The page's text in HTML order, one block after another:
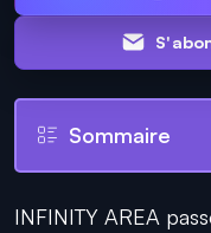
Sommaire
INFINITY AREA